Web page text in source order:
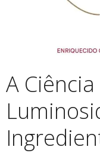
A Ciência